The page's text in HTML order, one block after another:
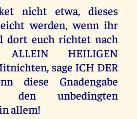
nicht etwa, dieses
werden, wenn ihr
dort euch richtet nach
ALLEIN HEILIGEN
sage ICH DER
diese Gnadengabe
den unbedingten
allem!